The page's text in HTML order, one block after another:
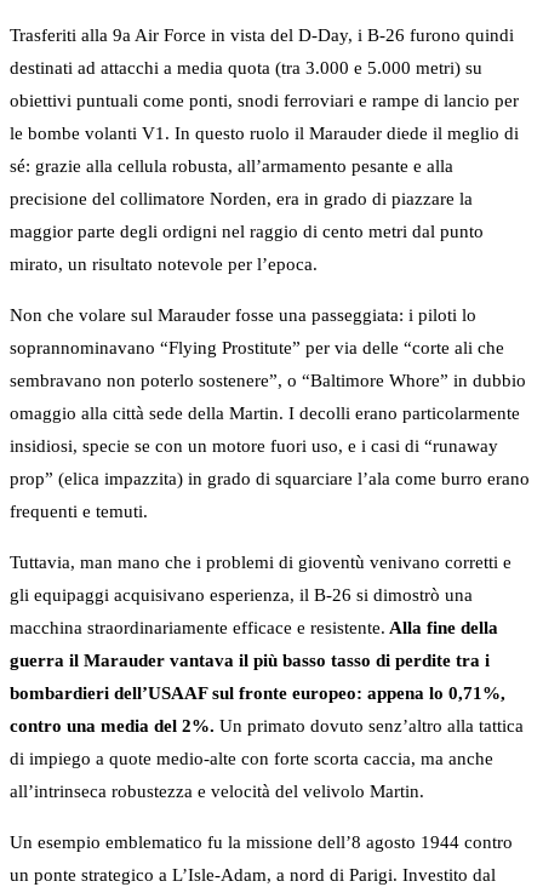
Trasferiti alla 9a Air Force in vista del D-Day, i B-26 furono quindi
destinati ad attacchi a media quota (tra 3.000 e 5.000 metri) su
obiettivi puntuali come ponti, snodi ferroviari e rampe di lancio per
le bombe volanti V1. In questo ruolo il Marauder diede il meglio di
sé: grazie alla cellula robusta, all’armamento pesante e alla
precisione del collimatore Norden, era in grado di piazzare la
maggior parte degli ordigni nel raggio di cento metri dal punto
mirato, un risultato notevole per l’epoca.
Non che volare sul Marauder fosse una passeggiata: i piloti lo
soprannominavano “Flying Prostitute” per via delle “corte ali che
sembravano non poterlo sostenere”, o “Baltimore Whore” in dubbio
omaggio alla città sede della Martin. I decolli erano particolarmente
insidiosi, specie se con un motore fuori uso, e i casi di “runaway
prop” (elica impazzita) in grado di squarciare l’ala come burro erano
frequenti e temuti.
Tuttavia, man mano che i problemi di gioventù venivano corretti e
gli equipaggi acquisivano esperienza, il B-26 si dimostrò una
macchina straordinariamente efficace e resistente. Alla fine della
guerra il Marauder vantava il più basso tasso di perdite tra i
bombardieri dell’USAAF sul fronte europeo: appena lo 0,71%,
contro una media del 2%. Un primato dovuto senz’altro alla tattica
di impiego a quote medio-alte con forte scorta caccia, ma anche
all’intrinseca robustezza e velocità del velivolo Martin.
Un esempio emblematico fu la missione dell’8 agosto 1944 contro
un ponte strategico a L’Isle-Adam, a nord di Parigi. Investito dal